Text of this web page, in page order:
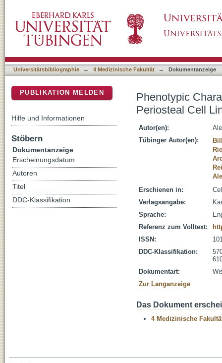
Universitätsbibliographie → 4 Medizinische Fakultät → Dokumentanzeige
Phenotypic
Periosteal Cell
Autor(en):
Tübinger Autor(en):
Erschienen in:
Verlagsangabe:
Sprache:
Referenz zum Volltext:
ISSN:
DDC-Klassifikation:
Dokumentart:
Zur Langanzeige
Das Dokument
4 Medizinische
PUBLIKATION MELDEN
Hilfe und Informationen
Stöbern
Dokumentanzeige
Erscheinungsdatum
Autoren
Titel
DDC-Klassifikation